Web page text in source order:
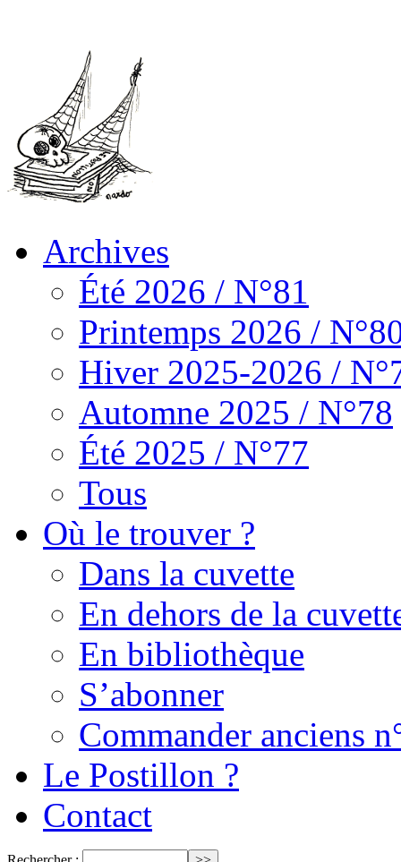
Archives
Été 2026 / N°81
Printemps 2026 /
Hiver 2025-2026 /
Automne 2025 / N°78
Été 2025 / N°77
Tous
Où le trouver ?
Dans la cuvette
En dehors de la
En bibliothèque
S’abonner
Commander anciens
Le Postillon ?
Contact